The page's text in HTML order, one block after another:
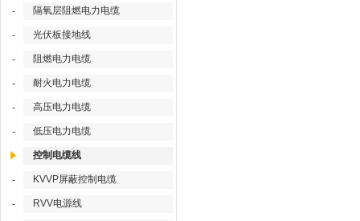
- 隔氧层阻燃电力电缆
- 光伏板接地线
- 阻燃电力电缆
- 耐火电力电缆
- 高压电力电缆
- 低压电力电缆
控制电缆线
- KVVP屏蔽控制电缆
- RVV电源线